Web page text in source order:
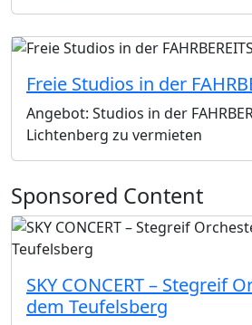
Freie Studios in der
Angebot: Studios in der
Lichtenberg zu vermieten
Sponsored Content
SKY CONCERT – Stegreif
dem Teufelsberg